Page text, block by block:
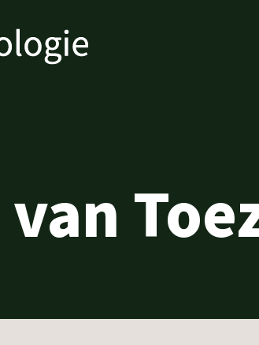
van